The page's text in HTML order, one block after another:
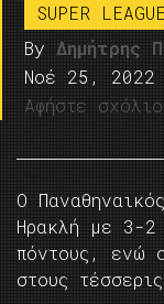
SUPER
By Δημήτρης
Νοέ 25, 2022
Αφήστε σχόλιο
Ο
Ηρακλή με 3-2
πόντους, ενώ
στους